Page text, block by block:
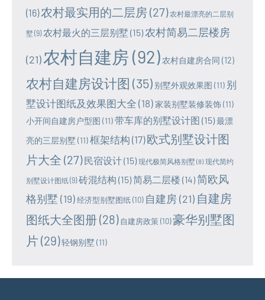
(16)农村最实用的二层房 (27) 农村最漂亮的二层别
墅(9) 农村最火的三层别墅 (15)农村简易二层楼房
(21)农村自建房 (92) 农村自建房合同 (12)
农村自建房设计图 (35) 别墅外观效果图 (11) 别
墅设计图纸及效果图大全 (18)家装别墅装修装饰(11)
小开间自建房户型图 (11)带车库的别墅设计图 (15)最漂
亮的三层别墅 (11)框架结构 (17) 欧式别墅设计图
片大全 (27) 民宿设计(15) 现代极简风格别墅(8) 现代简约
别墅设计图纸(9) 砖混结构 (15)简易二层楼 (14)简欧风
格别墅 (19)经济型别墅图纸(10) 自建房(21) 自建房
图纸大全图册 (28) 自建房政策(10)豪华别墅图
片 (29)轻钢别墅 (11)